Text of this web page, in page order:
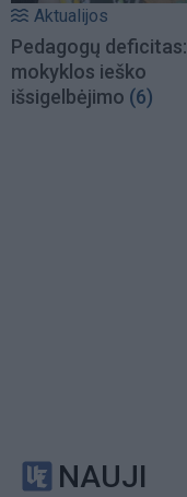
Aktualijos
Pedagogų deficitas:
mokyklos ieško
išsigelbėjimo (6)
NAUJI